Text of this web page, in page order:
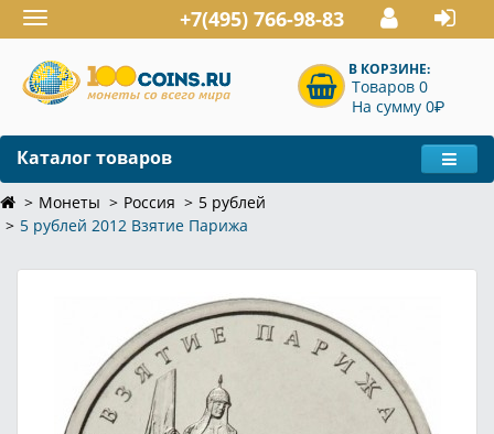
Toggle
navigation
+7(495) 766-98-83
В КОРЗИНЕ:
Товаров 0
На сумму 0P
Каталог товаров
Монеты Россия
5 рублей
5 рублей 2012 Взятие Парижа